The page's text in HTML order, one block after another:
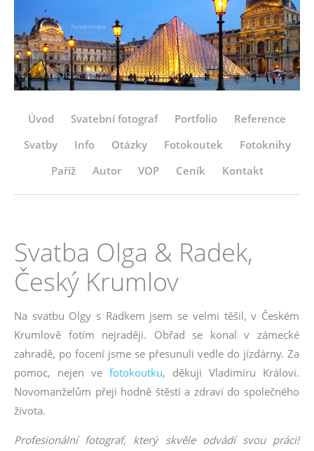
Úvod Svatební fotograf Portfolio
Reference
Svatby
Info Otázky Fotokoutek
Fotoknihy
Paříž
Autor VOP Ceník Kontakt
Svatba Olga & Radek,
Český Krumlov
Na svatbu Olgy s Radkem jsem se velmi těšil, v Českém
Krumlově fotím nejraději. Obřad se konal v zámecké
zahradě, po focení jsme se přesunuli vedle do jízdárny. Za
pomoc, nejen ve fotokoutku, děkuji Vladimíru Královi.
Novomanželům přeji hodně štěstí a zdraví do společného
života.
Profesionální fotograf, který skvěle odvádí svou práci!